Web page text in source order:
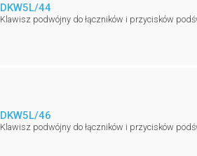
DKW5L/44
Klawisz podwójny do łączników i przycisków
DKW5L/46
Klawisz podwójny do łączników i przycisków